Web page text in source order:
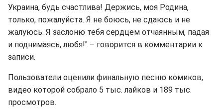
Украина, будь счастлива! Держись, моя Родина,
только, пожалуйста. Я не боюсь, не сдаюсь и не
жалуюсь. Я заслоню тебя сердцем отчаянным, падая
и поднимаясь, любя!" – говорится в комментарии к
записи.
Пользователи оценили финальную песню комиков,
видео которой собрало 5 тыс. лайков и 189 тыс.
просмотров.